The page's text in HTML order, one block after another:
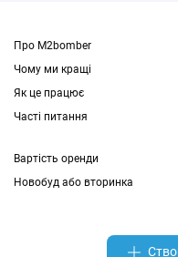
Про M2bomber
Чому ми кращі
Як це працює
Часті питання
Вартість оренди
Новобуд або вторинка